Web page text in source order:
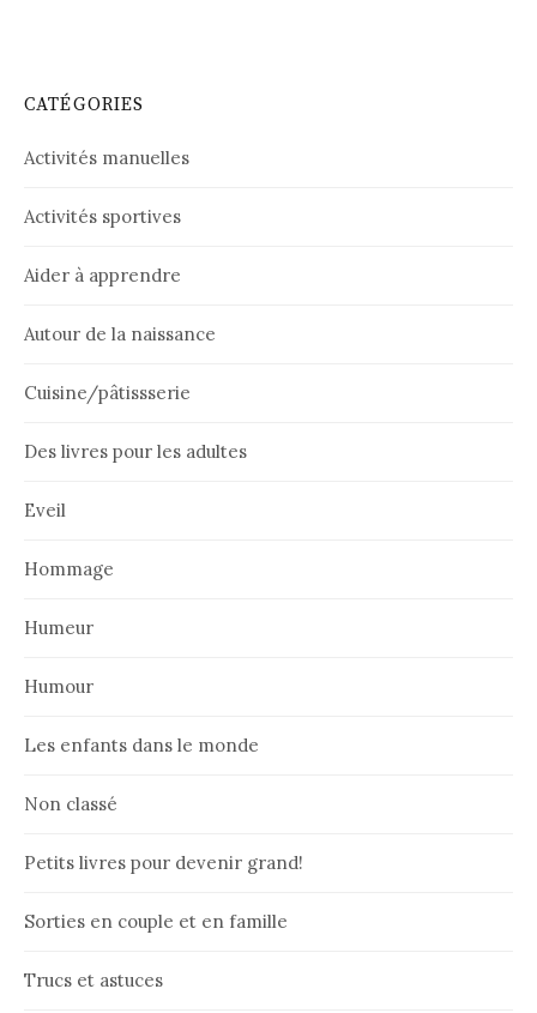
CATÉGORIES
Activités manuelles
Activités sportives
Aider à apprendre
Autour de la naissance
Cuisine/pâtissserie
Des livres pour les adultes
Eveil
Hommage
Humeur
Humour
Les enfants dans le monde
Non classé
Petits livres pour devenir grand!
Sorties en couple et en famille
Trucs et astuces